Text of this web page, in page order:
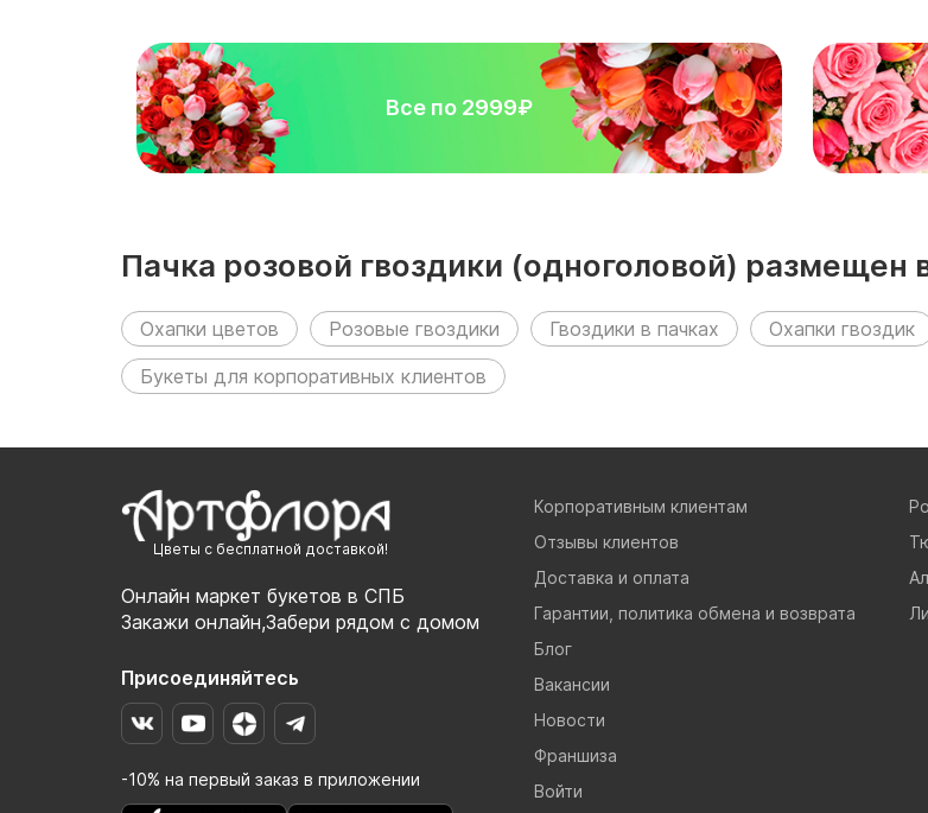
Все по 2999₽
Пачка розовой гвоздики (одноголовой) размещен
Охапки цветов Розовые гвоздики Гвоздики в пачках Охапки гвоздик
Букеты для корпоративных клиентов
Цветы с бесплатной доставкой!
Онлайн маркет букетов в СПБ
Закажи онлайн,Забери рядом с домом
Присоединяйтесь
-10% на первый заказ в приложении
Корпоративным клиентам
Отзывы клиентов
Доставка и оплата
Гарантии, политика обмена и возврата
Блог
Вакансии
Новости
Франшиза
Войти